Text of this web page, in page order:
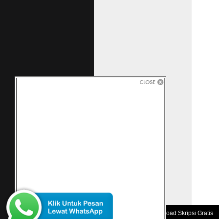
Download Skripsi Gratis